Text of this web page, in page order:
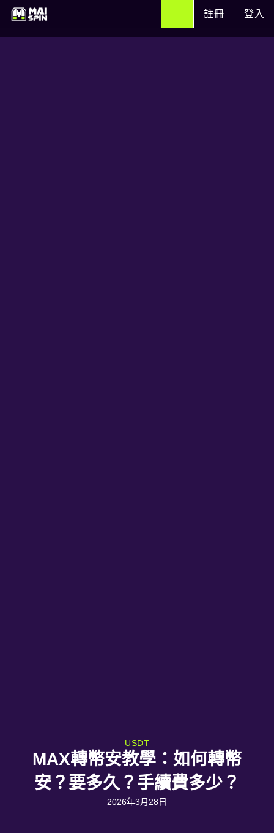
註冊 登入
USDT
MAX轉幣安教學：如何轉幣
安？要多久？手續費多少？
2026年3月28日